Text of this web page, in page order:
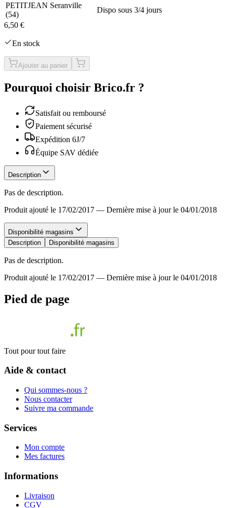
PETITJEAN Seranville
(54)
Dispo sous 3/4 jours
6,50 €
En stock
Ajouter au panier
Pourquoi choisir Brico.fr ?
Satisfait ou remboursé
Paiement sécurisé
Expédition 6J/7
Équipe SAV dédiée
Description
Pas de description.
Produit ajouté le 17/02/2017 — Dernière mise à jour le 04/01/2018
Disponibilité magasins
Description
Disponibilité magasins
Pas de description.
Produit ajouté le 17/02/2017 — Dernière mise à jour le 04/01/2018
Pied de page
Tout pour tout faire
Aide & contact
Qui sommes-nous ?
Nous contacter
Suivre ma commande
Services
Mon compte
Mes factures
Informations
Livraison
CGV